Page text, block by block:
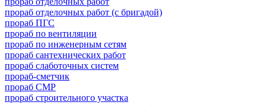
прораб отделочных работ (с бригадой)
прораб ПГС
прораб по вентиляции
прораб по инженерным сетям
прораб сантехнических работ
прораб слаботочных систем
прораб-сметчик
прораб СМР
прораб строительного участка